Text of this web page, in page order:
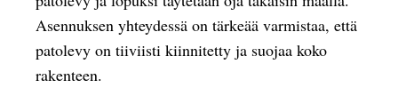
Asennuksen yhteydessä on tärkeää varmistaa, että
patolevy on tiiviisti kiinnitetty ja suojaa koko
rakenteen.